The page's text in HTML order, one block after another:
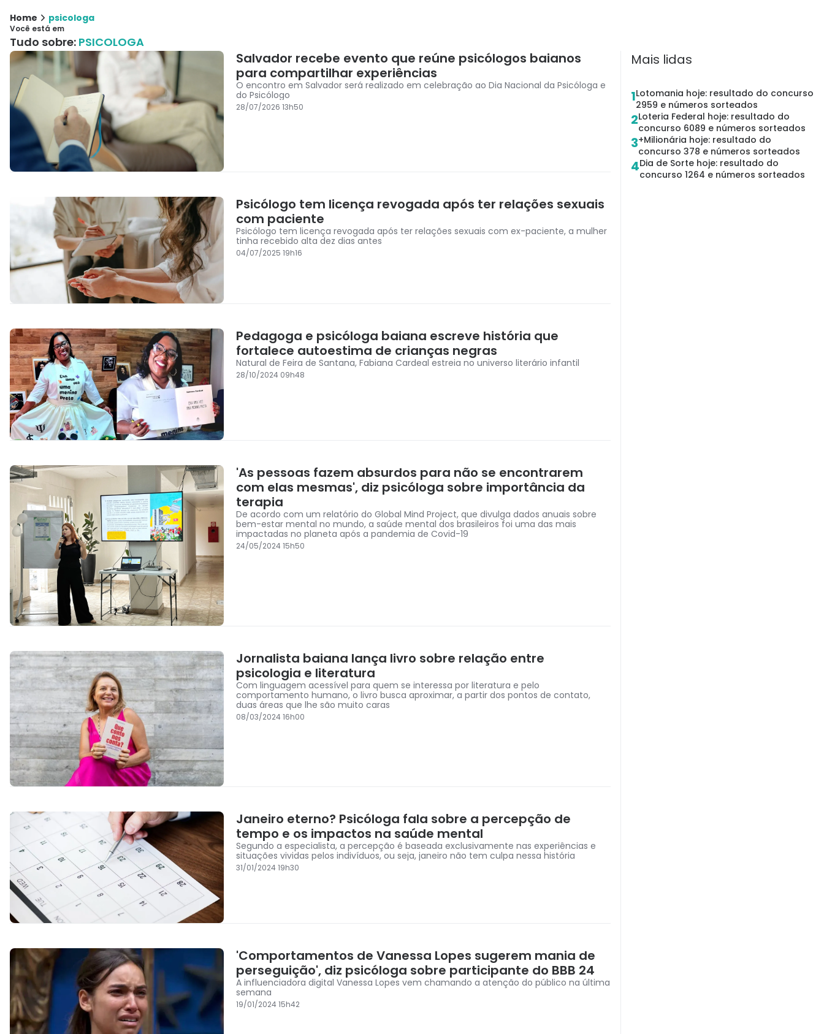
Home psicologa
Você está em
Tudo sobre: PSICOLOGA
Salvador recebe evento que reúne psicólogos baianos
para compartilhar experiências
O encontro em Salvador será realizado em celebração ao Dia Nacional da Psicóloga e
do Psicólogo
28/07/2026 13h50
Psicólogo tem licença revogada após ter relações sexuais
com paciente
Psicólogo tem licença revogada após ter relações sexuais com ex-paciente, a mulher
tinha recebido alta dez dias antes
04/07/2025 19h16
Pedagoga e psicóloga baiana escreve história que
fortalece autoestima de crianças negras
Natural de Feira de Santana, Fabiana Cardeal estreia no universo literário infantil
28/10/2024 09h48
'As pessoas fazem absurdos para não se encontrarem
com elas mesmas', diz psicóloga sobre importância da
terapia
De acordo com um relatório do Global Mind Project, que divulga dados anuais sobre
bem-estar mental no mundo, a saúde mental dos brasileiros foi uma das mais
impactadas no planeta após a pandemia de Covid-19
24/05/2024 15h50
Jornalista baiana lança livro sobre relação entre
psicologia e literatura
Com linguagem acessível para quem se interessa por literatura e pelo
comportamento humano, o livro busca aproximar, a partir dos pontos de contato,
duas áreas que lhe são muito caras
08/03/2024 16h00
Janeiro eterno? Psicóloga fala sobre a percepção de
tempo e os impactos na saúde mental
Segundo a especialista, a percepção é baseada exclusivamente nas experiências e
situações vividas pelos indivíduos, ou seja, janeiro não tem culpa nessa história
31/01/2024 19h30
'Comportamentos de Vanessa Lopes sugerem mania de
perseguição', diz psicóloga sobre participante do BBB 24
A influenciadora digital Vanessa Lopes vem chamando a atenção do público na última
semana
19/01/2024 15h42
Mais lidas
1Lotomania hoje: resultado do concurso
2959 e números sorteados
2Loteria Federal hoje: resultado do
concurso 6089 e números sorteados
3+Milionária hoje: resultado do
concurso 378 e números sorteados
4Dia de Sorte hoje: resultado do
concurso 1264 e números sorteados